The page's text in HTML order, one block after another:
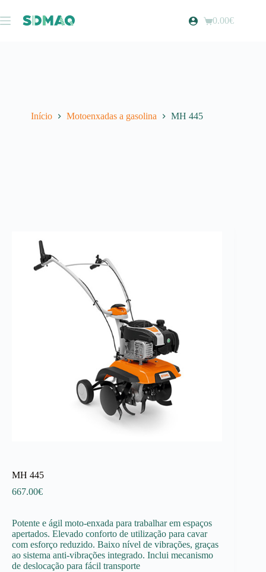
para
o
Carrinho
0.00€
Início Motoenxadas a gasolina MH 445
MH 445
667.00€
Potente e ágil moto-enxada para trabalhar em espaços
apertados. Elevado conforto de utilização para cavar
com esforço reduzido. Baixo nível de vibrações, graças
ao sistema anti-vibrações integrado. Inclui mecanismo
de deslocação para fácil transporte